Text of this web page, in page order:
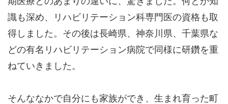
識も深め、リハビリテーション科専門医の資格も取
得しました。その後は長崎県、神奈川県、千葉県な
どの有名リハビリテーション病院で同様に研鑽を重
ねていきました。
そんななかで自分にも家族ができ、生まれ育った町